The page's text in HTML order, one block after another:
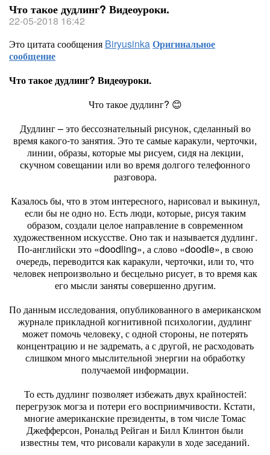
Что такое дудлинг? Видеоуроки.
22-05-2018 16:42
Это цитата сообщения BiryusinkaОригинальное
сообщение
Что такое дудлинг? Видеоуроки.
Что такое дудлинг? 😊
Дудлинг – это бессознательный рисунок, сделанный во
время какого-то занятия. Это те самые каракули, черточки,
линии, образы, которые мы рисуем, сидя на лекции,
скучном совещании или во время долгого телефонного
разговора.
Казалось бы, что в этом интересного, нарисовал и выкинул,
если бы не одно но. Есть люди, которые, рисуя таким
образом, создали целое направление в современном
художественном искусстве. Оно так и называется дудлинг.
По-английски это «doodling», а слово «doodle», в свою
очередь, переводится как каракули, черточки, или то, что
человек непроизвольно и бесцельно рисует, в то время как
его мысли заняты совершенно другим.
По данным исследования, опубликованного в американском
журнале прикладной когнитивной психологии, дудлинг
может помочь человеку, с одной стороны, не потерять
концентрацию и не задремать, а с другой, не расходовать
слишком много мыслительной энергии на обработку
получаемой информации.
То есть дудлинг позволяет избежать двух крайностей:
перегрузок могза и потери его восприимчивости. Кстати,
многие американские президенты, в том числе Томас
Джефферсон, Рональд Рейган и Билл Клинтон были
известны тем, что рисовали каракули в ходе заседаний.